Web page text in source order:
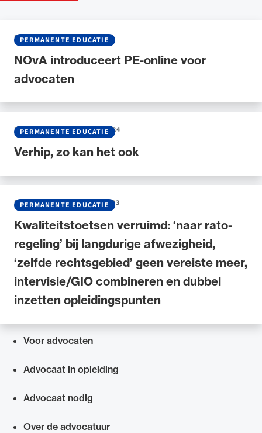
NOvA introduceert PE-online voor
advocaten
PERMANENTE EDUCATIE
NIEUWS•06 JANUARI 2025
Verhip, zo kan het ook
PERMANENTE EDUCATIE
NIEUWS•19 NOVEMBER 2024
Kwaliteitstoetsen verruimd: ‘naar rato-
regeling’ bij langdurige afwezigheid,
‘zelfde rechtsgebied’ geen vereiste meer,
intervisie/GIO combineren en dubbel
inzetten opleidingspunten
PERMANENTE EDUCATIE
NIEUWS•20 DECEMBER 2023
Voor advocaten
Advocaat in opleiding
Advocaat nodig
Over de advocatuur